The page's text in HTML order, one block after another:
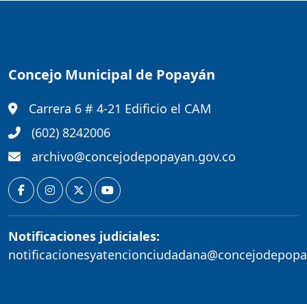
Concejo Municipal de Popayán
Carrera 6 # 4-21 Edificio el CAM
(602) 8242006
archivo@concejodepopayan.gov.co
Notificaciones judiciales: